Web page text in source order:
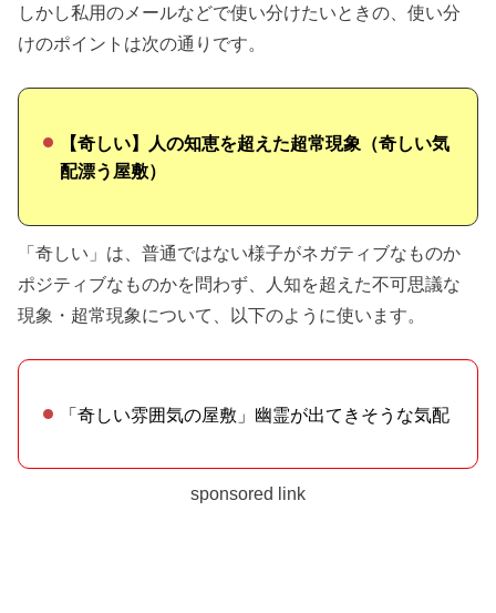
しかし私用のメールなどで使い分けたいときの、使い分
けのポイントは次の通りです。
【奇しい】人の知恵を超えた超常現象（奇しい気
配漂う屋敷）
「奇しい」は、普通ではない様子がネガティブなものか
ポジティブなものかを問わず、人知を超えた不可思議な
現象・超常現象について、以下のように使います。
「奇しい雰囲気の屋敷」幽霊が出てきそうな気配
sponsored link